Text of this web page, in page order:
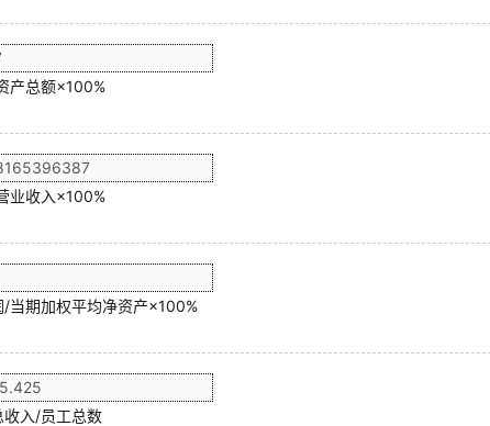
产总额×100%
业收入×100%
/当期加权平均净资产×100%
收入/员工总数